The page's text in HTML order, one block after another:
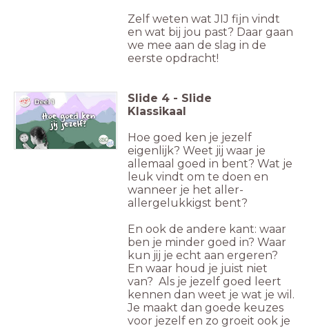
Zelf weten wat JIJ fijn vindt
en wat bij jou past? Daar gaan
we mee aan de slag in de
eerste opdracht!
Slide 4 - Slide
Klassikaal
Hoe goed ken je jezelf
eigenlijk? Weet jij waar je
allemaal goed in bent? Wat je
leuk vindt om te doen en
wanneer je het aller-
allergelukkigst bent?
En ook de andere kant: waar
ben je minder goed in? Waar
kun jij je echt aan ergeren?
En waar houd je juist niet
van? Als je jezelf goed leert
kennen dan weet je wat je wil.
Je maakt dan goede keuzes
voor jezelf en zo groeit ook je